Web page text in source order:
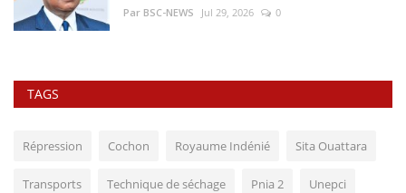
Par BSC-NEWS Jul 29, 2026 0
TAGS
Répression Cochon Royaume Indénié Sita Ouattara
Transports Technique de séchage Pnia 2 Unepci